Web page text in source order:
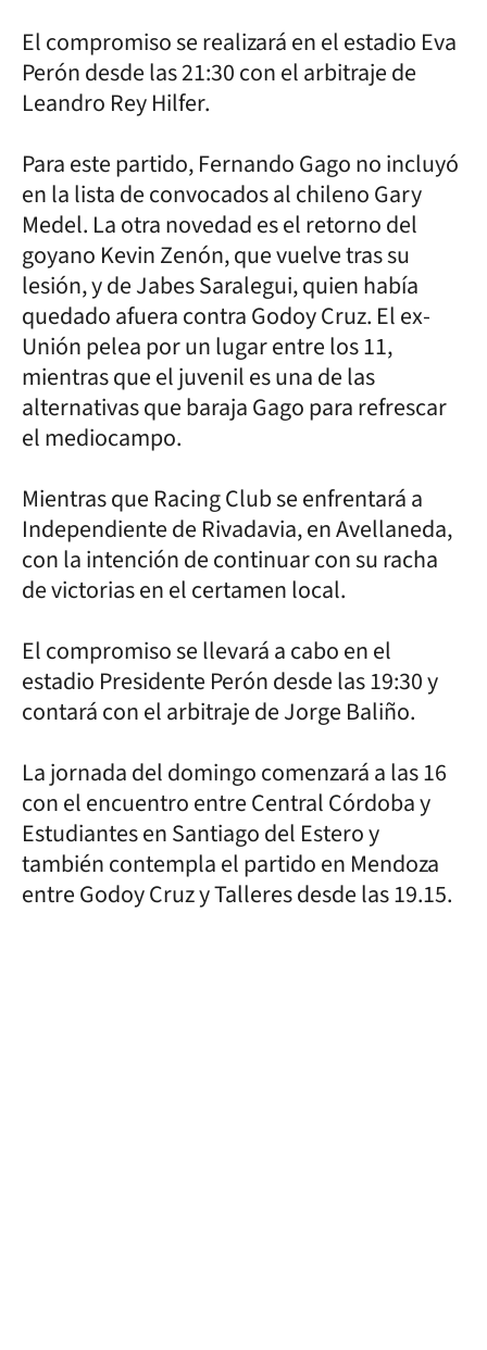
El compromiso se realizará en el estadio Eva
Perón desde las 21:30 con el arbitraje de
Leandro Rey Hilfer.
Para este partido, Fernando Gago no incluyó
en la lista de convocados al chileno Gary
Medel. La otra novedad es el retorno del
goyano Kevin Zenón, que vuelve tras su
lesión, y de Jabes Saralegui, quien había
quedado afuera contra Godoy Cruz. El ex-
Unión pelea por un lugar entre los 11,
mientras que el juvenil es una de las
alternativas que baraja Gago para refrescar
el mediocampo.
Mientras que Racing Club se enfrentará a
Independiente de Rivadavia, en Avellaneda,
con la intención de continuar con su racha
de victorias en el certamen local.
El compromiso se llevará a cabo en el
estadio Presidente Perón desde las 19:30 y
contará con el arbitraje de Jorge Baliño.
La jornada del domingo comenzará a las 16
con el encuentro entre Central Córdoba y
Estudiantes en Santiago del Estero y
también contempla el partido en Mendoza
entre Godoy Cruz y Talleres desde las 19.15.